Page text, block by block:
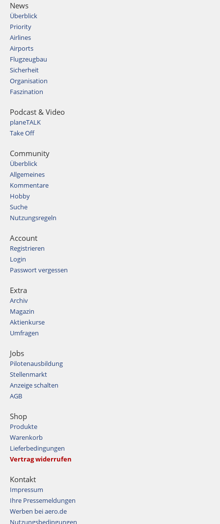
News
Überblick
Priority
Airlines
Airports
Flugzeugbau
Sicherheit
Organisation
Faszination
Podcast & Video
planeTALK
Take Off
Community
Überblick
Allgemeines
Kommentare
Hobby
Suche
Nutzungsregeln
Account
Registrieren
Login
Passwort vergessen
Extra
Archiv
Magazin
Aktienkurse
Umfragen
Jobs
Pilotenausbildung
Stellenmarkt
Anzeige schalten
AGB
Shop
Produkte
Warenkorb
Lieferbedingungen
Vertrag widerrufen
Kontakt
Impressum
Ihre Pressemeldungen
Werben bei aero.de
Nutzungsbedingungen